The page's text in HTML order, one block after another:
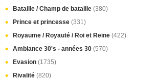
Bataille / Champ de bataille (380)
Prince et princesse (331)
Royaume / Royauté / Roi et Reine (422)
Ambiance 30's - années 30 (570)
Evasion (1735)
Rivalité (820)